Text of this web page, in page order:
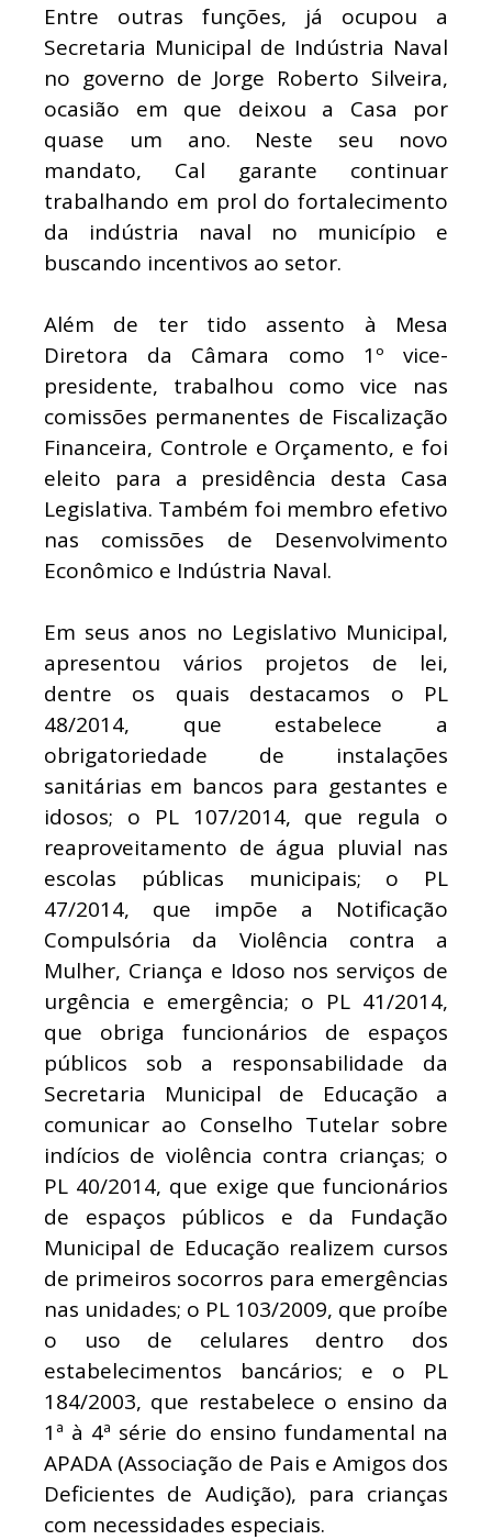
Entre outras funções, já ocupou a
Secretaria Municipal de Indústria Naval
no governo de Jorge Roberto Silveira,
ocasião em que deixou a Casa por
quase um ano. Neste seu novo
mandato, Cal garante continuar
trabalhando em prol do fortalecimento
da indústria naval no município e
buscando incentivos ao setor.
Além de ter tido assento à Mesa
Diretora da Câmara como 1º vice-
presidente, trabalhou como vice nas
comissões permanentes de Fiscalização
Financeira, Controle e Orçamento, e foi
eleito para a presidência desta Casa
Legislativa. Também foi membro efetivo
nas comissões de Desenvolvimento
Econômico e Indústria Naval.
Em seus anos no Legislativo Municipal,
apresentou vários projetos de lei,
dentre os quais destacamos o PL
48/2014, que estabelece a
obrigatoriedade de instalações
sanitárias em bancos para gestantes e
idosos; o PL 107/2014, que regula o
reaproveitamento de água pluvial nas
escolas públicas municipais; o PL
47/2014, que impõe a Notificação
Compulsória da Violência contra a
Mulher, Criança e Idoso nos serviços de
urgência e emergência; o PL 41/2014,
que obriga funcionários de espaços
públicos sob a responsabilidade da
Secretaria Municipal de Educação a
comunicar ao Conselho Tutelar sobre
indícios de violência contra crianças; o
PL 40/2014, que exige que funcionários
de espaços públicos e da Fundação
Municipal de Educação realizem cursos
de primeiros socorros para emergências
nas unidades; o PL 103/2009, que proíbe
o uso de celulares dentro dos
estabelecimentos bancários; e o PL
184/2003, que restabelece o ensino da
1ª à 4ª série do ensino fundamental na
APADA (Associação de Pais e Amigos dos
Deficientes de Audição), para crianças
com necessidades especiais.